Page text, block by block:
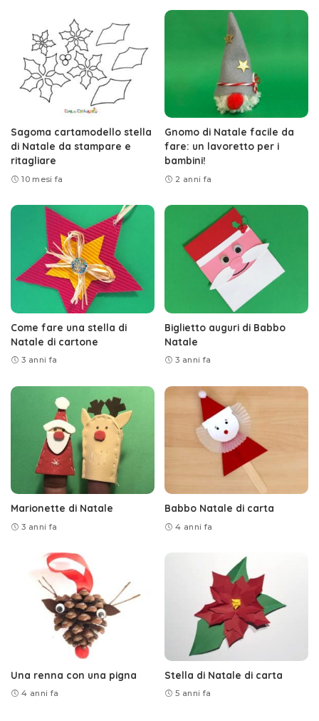
Sagoma cartamodello stella
di Natale da stampare e
ritagliare
10 mesi fa
Gnomo di Natale facile da
fare: un lavoretto per i
bambini!
2 anni fa
Come fare una stella di
Natale di cartone
3 anni fa
Biglietto auguri di Babbo
Natale
3 anni fa
Marionette di Natale
3 anni fa
Babbo Natale di carta
4 anni fa
Una renna con una pigna
4 anni fa
Stella di Natale di carta
5 anni fa